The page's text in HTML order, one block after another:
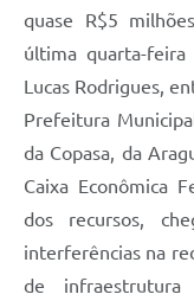
quase R$5
última quarta-
Lucas Rodrigues,
Prefeitura
da Copasa, da
Caixa Econômica
dos recursos,
interferências na
de